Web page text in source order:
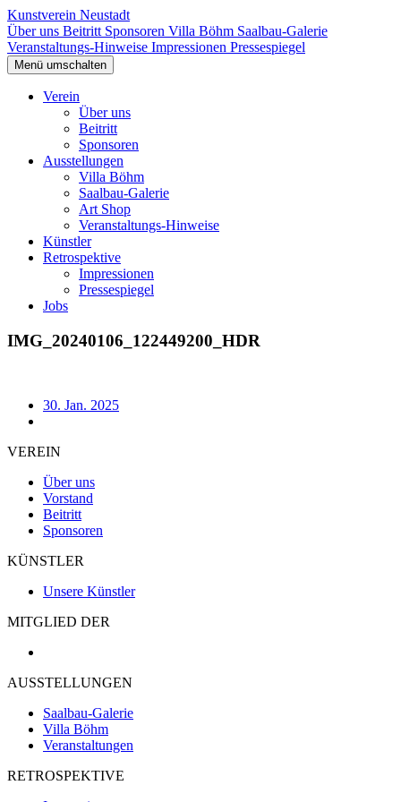
Kunstverein Neustadt
Über uns Beitritt Sponsoren Villa Böhm Saalbau-Galerie
Veranstaltungs-Hinweise Impressionen Pressespiegel
Menü umschalten
Verein
Über uns
Beitritt
Sponsoren
Ausstellungen
Villa Böhm
Saalbau-Galerie
Art Shop
Veranstaltungs-Hinweise
Künstler
Retrospektive
Impressionen
Pressespiegel
Jobs
IMG_20240106_122449200_HDR
30. Jan. 2025
VEREIN
Über uns
Vorstand
Beitritt
Sponsoren
KÜNSTLER
Unsere Künstler
MITGLIED DER
AUSSTELLUNGEN
Saalbau-Galerie
Villa Böhm
Veranstaltungen
RETROSPEKTIVE